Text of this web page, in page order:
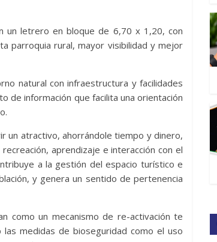
un letrero en bloque de 6,70 x 1,20, con
parroquia rural, mayor visibilidad y mejor
natural con infraestructura y facilidades
de información que facilita una orientación
un atractivo, ahorrándole tiempo y dinero,
aprendizaje e interacción con el
a la gestión del espacio turístico e
y genera un sentido de pertenencia
como un mecanismo de re-activación te
medidas de bioseguridad como el uso